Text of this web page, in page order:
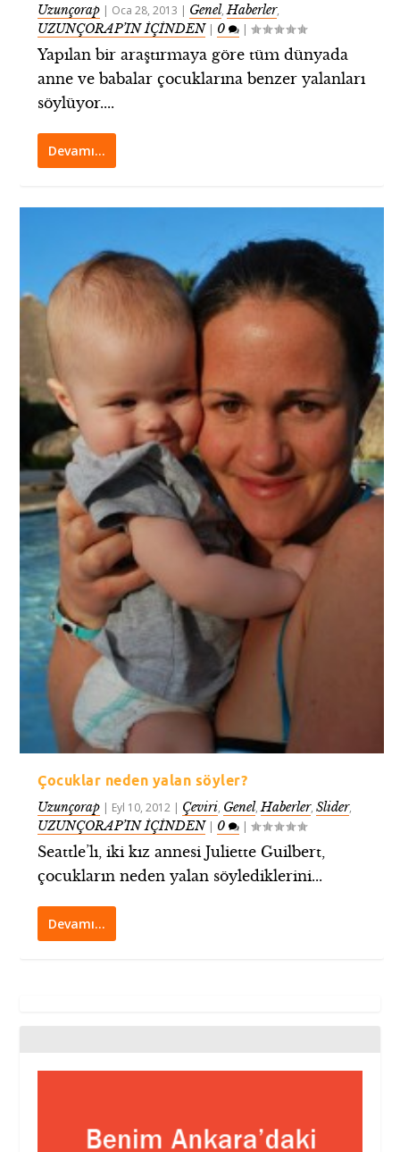
Uzunçorap | Oca 28, 2013 | Genel,Haberler,
UZUNÇORAP’IN İÇİNDEN| 0 |
Yapılan bir araştırmaya göre tüm dünyada
anne ve babalar çocuklarına benzer yalanları
söylüyor....
Devamı…
Çocuklar neden yalan söyler?
Uzunçorap | Eyl 10, 2012 | Çeviri, Genel,Haberler,Slider,
UZUNÇORAP’IN İÇİNDEN| 0 |
Seattle’lı, iki kız annesi Juliette Guilbert,
çocukların neden yalan söylediklerini...
Devamı…